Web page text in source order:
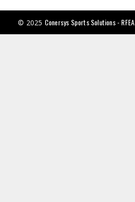
© 2025 Conersys Sports Solutions - RFEA